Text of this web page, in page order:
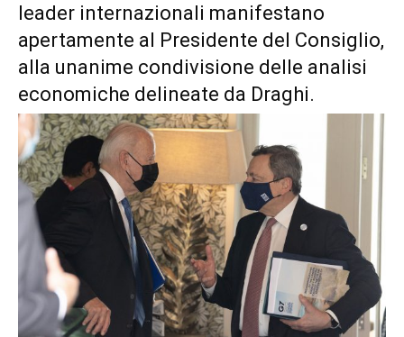
leader internazionali manifestano
apertamente al Presidente del Consiglio,
alla unanime condivisione delle analisi
economiche delineate da Draghi.